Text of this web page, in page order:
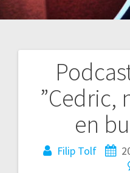
”Cedric,
en
Filip Tolf